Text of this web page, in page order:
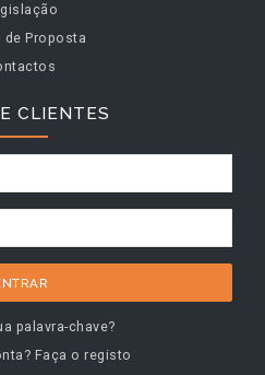
de Proposta
CLIENTES
palavra-chave?
Faça o registo